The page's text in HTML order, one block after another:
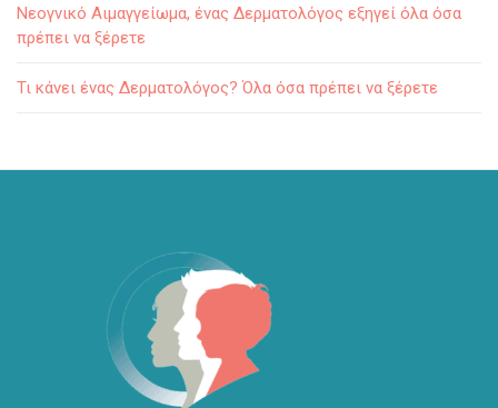
Νεογνικό Αιμαγγείωμα, ένας Δερματολόγος εξηγεί όλα όσα
πρέπει να ξέρετε
Τι κάνει ένας Δερματολόγος? Όλα όσα πρέπει να ξέρετε